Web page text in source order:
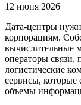
12 июня 2026
Дата-центры
корпорациям.
вычислительные
операторы связи,
логистические
сервисы, которые
объемы